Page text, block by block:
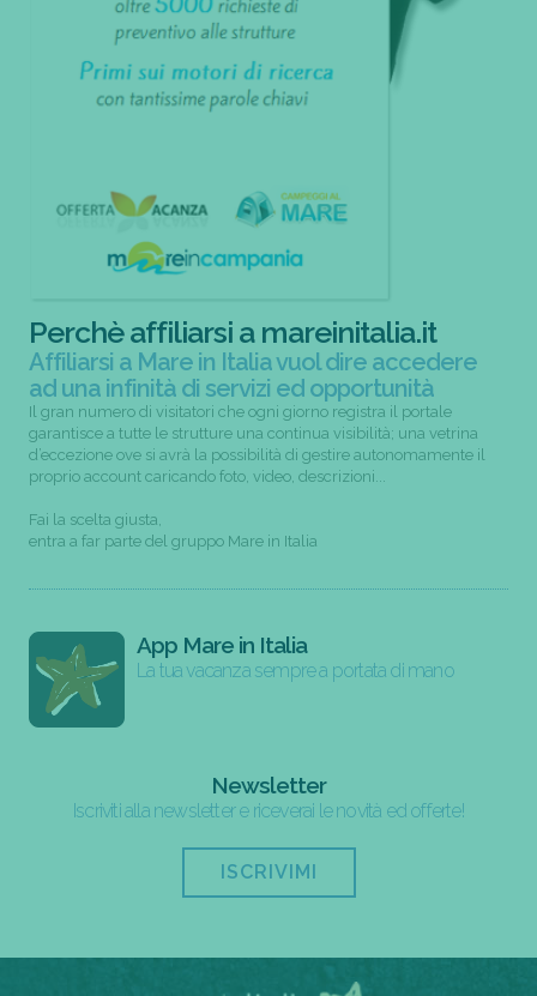
Perchè affiliarsi a mareinitalia.it
Affiliarsi a Mare in Italia vuol dire accedere
ad una infinità di servizi ed opportunità
Il gran numero di visitatori che ogni giorno registra il portale
garantisce a tutte le strutture una continua visibilità; una vetrina
d’eccezione ove si avrà la possibilità di gestire autonomamente il
proprio account caricando foto, video, descrizioni...
Fai la scelta giusta,
entra a far parte del gruppo Mare in Italia
App Mare in Italia
La tua vacanza sempre a portata di mano
Newsletter
Iscriviti alla newsletter e riceverai le novità ed offerte!
ISCRIVIMI